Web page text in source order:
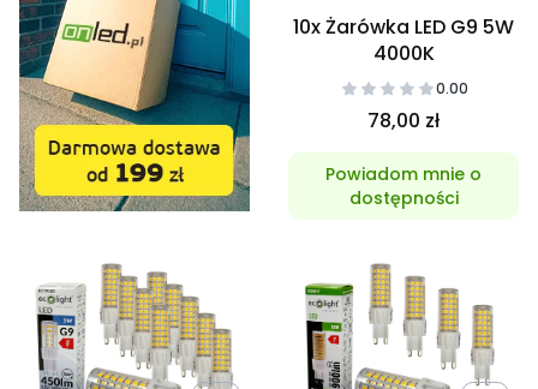
10x Żarówka LED G9 5W
4000K
0.00
78,00 zł
Powiadom mnie o
dostępności